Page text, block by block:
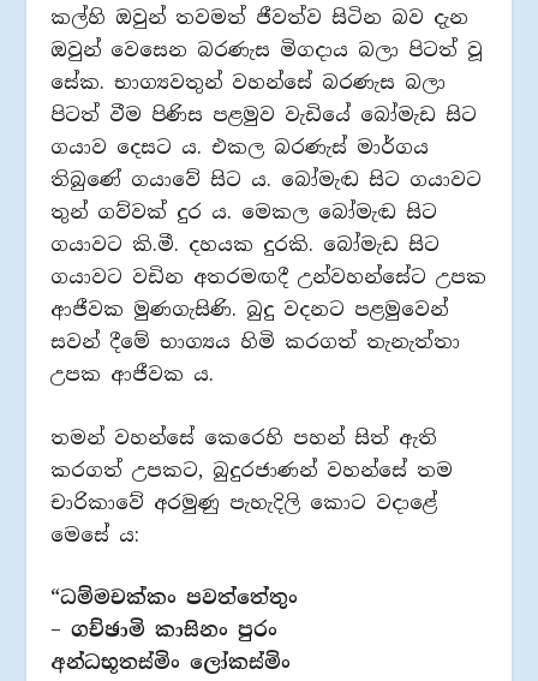
කල්හි ඔවුන් තවමත් ජීවත්ව සිටින බව දැන
ඔවුන් වෙසෙන බරණැස මිගදාය බලා පිටත් වූ
සේක. භාග්‍යවතුන් වහන්සේ බරණැස බලා
පිටත් වීම පිණිස පළමුව වැඩියේ බෝමැඩ සිට
ගයාව දෙසට ය. එකල බරණැස් මාර්ගය
තිබුණේ ගයාවේ සිට ය. බෝමැඬ සිට ගයාවට
තුන් ගව්වක් දුර ය. මෙකල බෝමැඬ සිට
ගයාවට කි.මී. දහයක දුරකි. බෝමැඩ සිට
ගයාවට වඩින අතරමඟදී උන්වහන්සේට උපක
ආජීවක මුණගැසිණි. බුදු වදනට පළමුවෙන්
සවන් දීමේ භාග්‍යය හිමි කරගත් තැනැත්තා
උපක ආජීවක ය.
තමන් වහන්සේ කෙරෙහි පහන් සිත් ඇති
කරගත් උපකට, බුදුරජාණන් වහන්සේ තම
චාරිකාවේ අරමුණු පැහැදිලි කොට වදාළේ
මෙසේ ය:
“ධම්මචක්කං පවත්තේතුං
– ගච්ඡාමි කාසිනං පුරං
අන්ධභූතස්මිං ලෝකස්මිං